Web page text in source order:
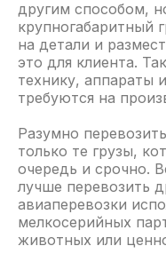
другим способом,
крупногабаритный
на детали и
это для клиента.
технику, аппараты
требуются на
Разумно
только те грузы,
очередь и срочно.
лучше перевозить
авиаперевозки
мелкосерийных
животных или
КОМПЛЕКСНЫЕ УСЛУГИ
ТАМОЖЕННОМУ
ИМПОРТНЫХ И
Клиентская
8 (800)